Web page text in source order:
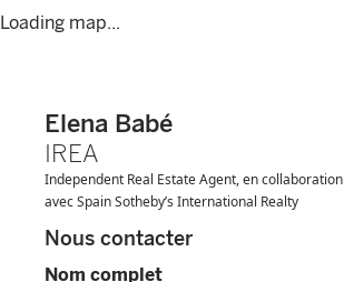
Loading map...
Elena Babé
IREA
Independent Real Estate Agent, en collaboration
avec Spain Sotheby’s International Realty
Nous contacter
Nom complet